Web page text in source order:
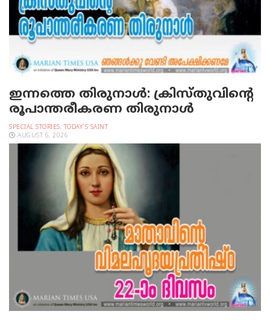
ഇന്നത്തെ തിരുനാള്‍: ക്രിസ്തുവിന്റെ
രൂപാന്തരീകരണ തിരുനാള്‍
SPECIAL STORIES, TODAY'S SAINT
AUGUST 6, 2026